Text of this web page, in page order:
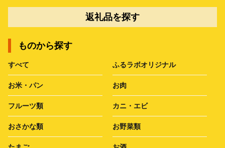
返礼品を探す
ものから探す
すべて ふるラボオリジナル
お米・パン お肉
フルーツ類 カニ・エビ
おさかな類 お野菜類